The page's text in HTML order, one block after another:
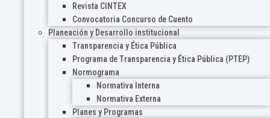
Revista CINTEX
Convocatoria Concurso de Cuento
Planeación y Desarrollo institucional
Transparencia y Ética Pública
Programa de Transparencia y Ética Pública (PTEP)
Normograma
Normativa Interna
Normativa Externa
Planes y Programas